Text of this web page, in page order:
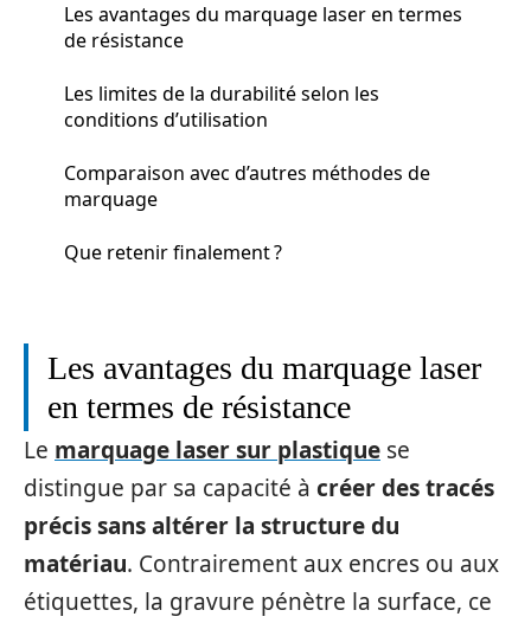
Les avantages du marquage laser en termes
de résistance
Les limites de la durabilité selon les
conditions d’utilisation
Comparaison avec d’autres méthodes de
marquage
Que retenir finalement ?
Les avantages du marquage laser
en termes de résistance
Le marquage laser sur plastique se
distingue par sa capacité à créer des tracés
précis sans altérer la structure du
matériau. Contrairement aux encres ou aux
étiquettes, la gravure pénètre la surface, ce